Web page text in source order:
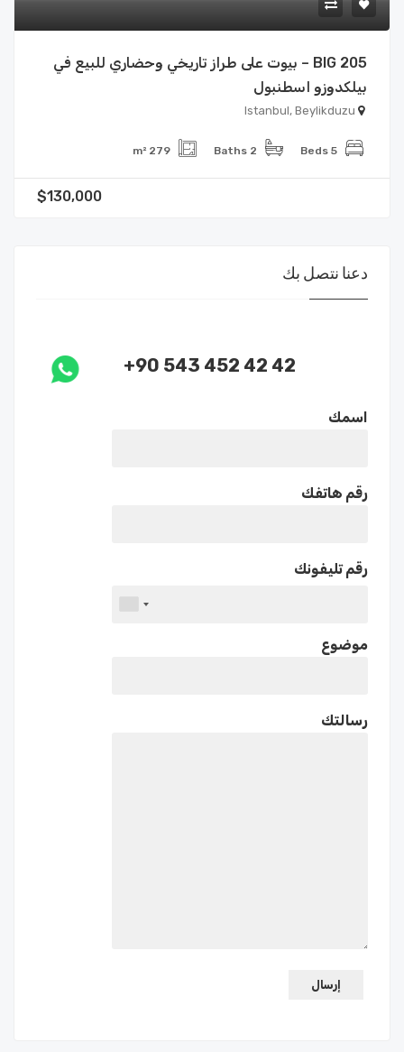
BIG 205 – بيوت على طراز تاريخي وحضاري للبيع في
بيلكدوزو اسطنبول
5 Beds
2 Baths
279 m²
$130,000
دعنا نتصل بك
+90 543 452 42 42
اسمك
رقم هاتفك
رقم تليفونك
موضوع
رسالتك